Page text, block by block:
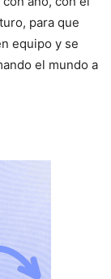
para que
equipo y se
el mundo a